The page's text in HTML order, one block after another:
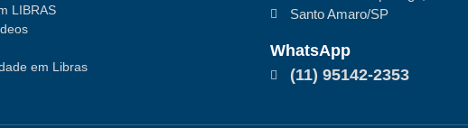
LIBRAS
em Libras
Santo Amaro/SP
WhatsApp
(11) 95142-2353